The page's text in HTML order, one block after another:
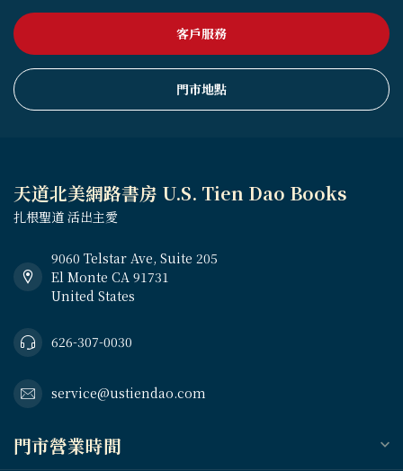
客戶服務
門市地點
天道北美網路書房 U.S. Tien Dao Books
扎根聖道 活出主愛
9060 Telstar Ave, Suite 205
El Monte CA 91731
United States
626-307-0030
service@ustiendao.com
門市營業時間